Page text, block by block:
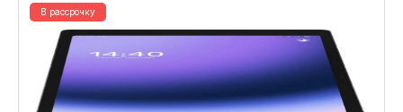
В рассрочку